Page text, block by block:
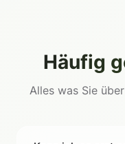
Häufig
Alles was Sie